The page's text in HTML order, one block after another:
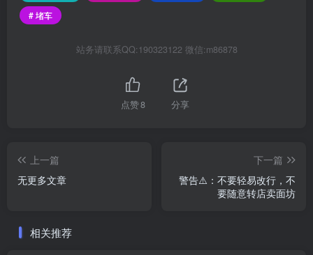
# 堵车
站务请联系QQ:190323122 微信:m86878
点赞8 分享
上一篇
无更多文章
下一篇
警告⚠️：不要轻易改行，不
要随意转店卖面坊
相关推荐